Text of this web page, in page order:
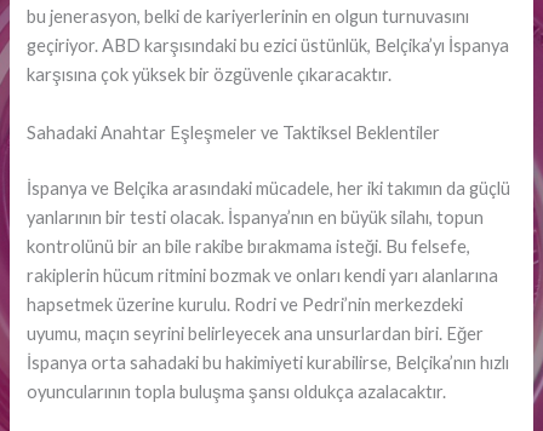
bu jenerasyon, belki de kariyerlerinin en olgun turnuvasını
geçiriyor. ABD karşısındaki bu ezici üstünlük, Belçika’yı İspanya
karşısına çok yüksek bir özgüvenle çıkaracaktır.
Sahadaki Anahtar Eşleşmeler ve Taktiksel Beklentiler
İspanya ve Belçika arasındaki mücadele, her iki takımın da güçlü
yanlarının bir testi olacak. İspanya’nın en büyük silahı, topun
kontrolünü bir an bile rakibe bırakmama isteği. Bu felsefe,
rakiplerin hücum ritmini bozmak ve onları kendi yarı alanlarına
hapsetmek üzerine kurulu. Rodri ve Pedri’nin merkezdeki
uyumu, maçın seyrini belirleyecek ana unsurlardan biri. Eğer
İspanya orta sahadaki bu hakimiyeti kurabilirse, Belçika’nın hızlı
oyuncularının topla buluşma şansı oldukça azalacaktır.